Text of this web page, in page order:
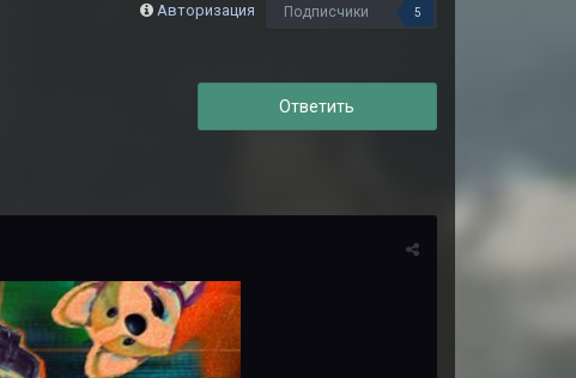
Авторизация Подписчики 5
Ответить